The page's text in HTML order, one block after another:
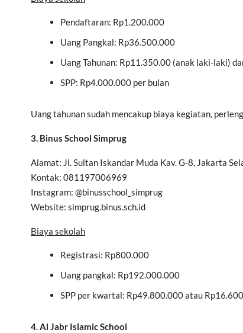
Pendaftaran: Rp1.200.000
Uang Pangkal: Rp36.500.000
Uang Tahunan: Rp11.350.00 (anak laki-laki)
SPP: Rp4.000.000 per bulan
Uang tahunan sudah mencakup biaya kegiatan,
3. Binus School Simprug
Alamat: Jl. Sultan Iskandar Muda Kav. G-8, Jakarta
Kontak: 081197006969
Instagram: @binusschool_simprug
Website: simprug.binus.sch.id
Biaya sekolah
Registrasi: Rp800.000
Uang pangkal: Rp192.000.000
SPP per kwartal: Rp49.800.000 atau
4. Al Jabr Islamic School